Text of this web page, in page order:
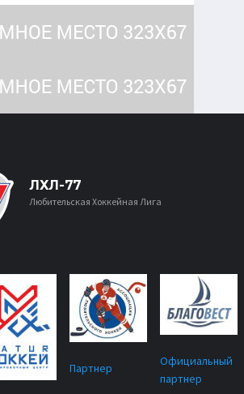
ЛХЛ-77
Любительская Хоккейная Лига
Партнер
Официальный
партнер